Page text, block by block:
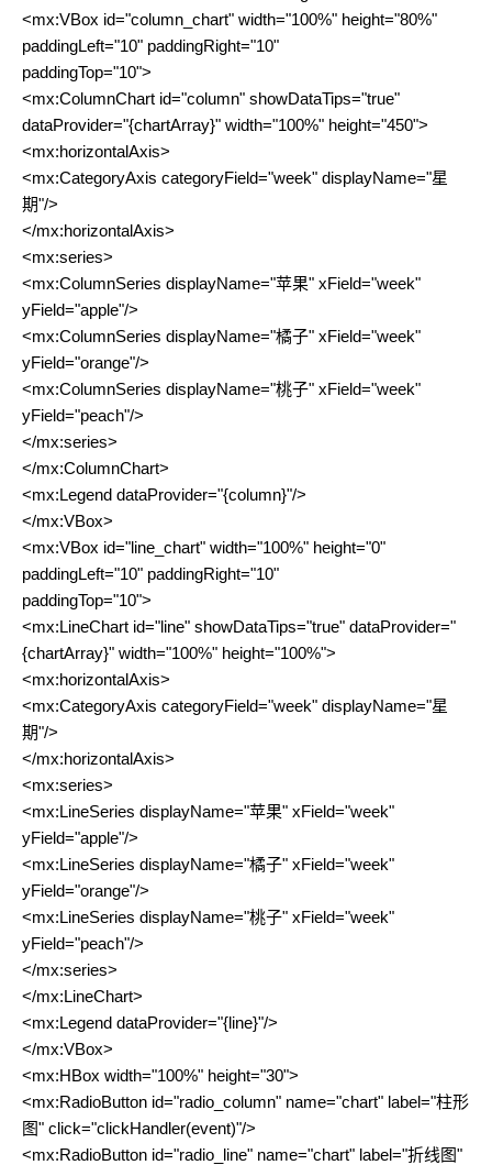
<mx:VBox id="column_chart" width="100%" height="80%"
paddingLeft="10" paddingRight="10"
paddingTop="10">
<mx:ColumnChart id="column" showDataTips="true"
dataProvider="{chartArray}" width="100%" height="450">
<mx:horizontalAxis>
<mx:CategoryAxis categoryField="week" displayName="星
期"/>
</mx:horizontalAxis>
<mx:series>
<mx:ColumnSeries displayName="苹果" xField="week"
yField="apple"/>
<mx:ColumnSeries displayName="橘子" xField="week"
yField="orange"/>
<mx:ColumnSeries displayName="桃子" xField="week"
yField="peach"/>
</mx:series>
</mx:ColumnChart>
<mx:Legend dataProvider="{column}"/>
</mx:VBox>
<mx:VBox id="line_chart" width="100%" height="0"
paddingLeft="10" paddingRight="10"
paddingTop="10">
<mx:LineChart id="line" showDataTips="true" dataProvider="
{chartArray}" width="100%" height="100%">
<mx:horizontalAxis>
<mx:CategoryAxis categoryField="week" displayName="星
期"/>
</mx:horizontalAxis>
<mx:series>
<mx:LineSeries displayName="苹果" xField="week"
yField="apple"/>
<mx:LineSeries displayName="橘子" xField="week"
yField="orange"/>
<mx:LineSeries displayName="桃子" xField="week"
yField="peach"/>
</mx:series>
</mx:LineChart>
<mx:Legend dataProvider="{line}"/>
</mx:VBox>
<mx:HBox width="100%" height="30">
<mx:RadioButton id="radio_column" name="chart" label="柱形
图" click="clickHandler(event)"/>
<mx:RadioButton id="radio_line" name="chart" label="折线图"